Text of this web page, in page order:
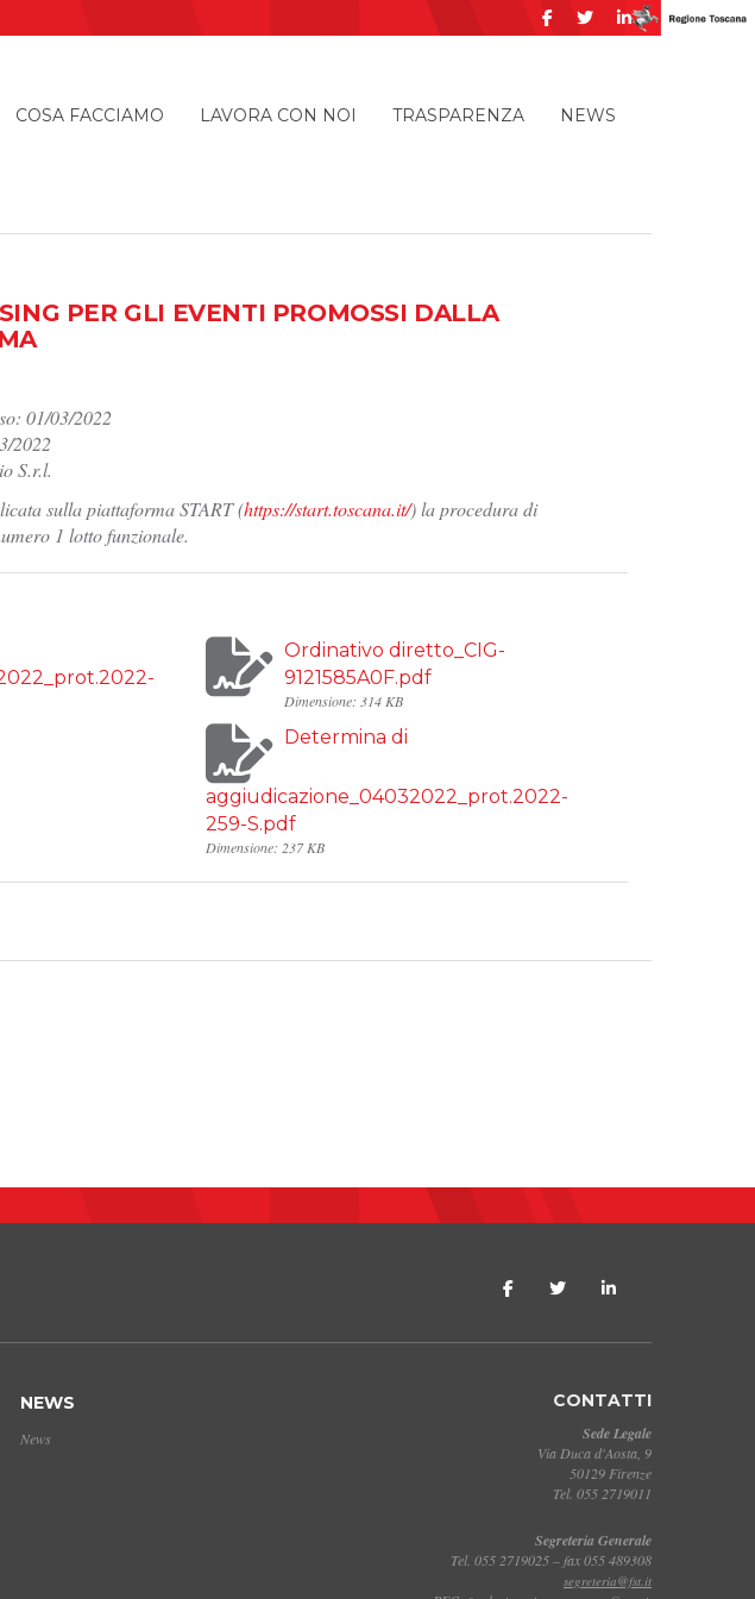
COSA FACCIAMO LAVORA CON NOI TRASPARENZA NEWS
PER GLI EVENTI PROMOSSI DALLA
01/03/2022
2022
S.r.l.
sulla piattaforma START (https://start.toscana.it/) la procedura di
1 lotto funzionale.
Ordinativo diretto_CIG-
9121585A0F.pdf
Dimensione: 314 KB
Determina di
aggiudicazione_04032022_prot.2022-
259-S.pdf
Dimensione: 237 KB
NEWS
News
CONTATTI
Sede Legale
Via Duca d'Aosta, 9
50129 Firenze
Tel. 055 2719011
Segreteria Generale
Tel. 055 2719025 – fax 055 489308
segreteria@fst.it